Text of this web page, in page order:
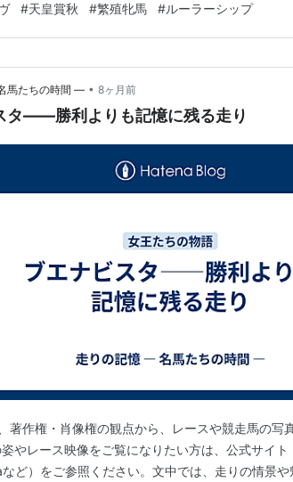
しかいない。 ターフに姿を現した瞬間、たった一
その風格は、勝利数以上に語…
#天皇賞秋 #繁殖牝馬 #ルーラーシップ
馬たちの時間 ― • 8ヶ月前
タ――勝利よりも記憶に残る走り
著作権・肖像権の観点から、レースや競走馬の写
やレース映像をご覧になりたい方は、公式サイト
ど）をご参照ください。文中では、走りの情景や